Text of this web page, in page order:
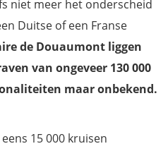
niet meer het onderscheid
Duitse of een Franse
de Douaumont liggen
van ongeveer 130 000
maar onbekend.
15 000 kruisen